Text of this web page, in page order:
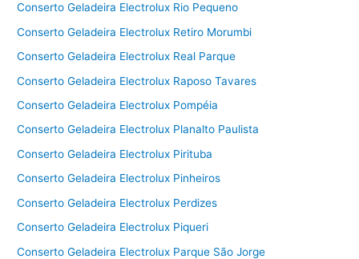
Conserto Geladeira Electrolux Rio Pequeno
Conserto Geladeira Electrolux Retiro Morumbi
Conserto Geladeira Electrolux Real Parque
Conserto Geladeira Electrolux Raposo Tavares
Conserto Geladeira Electrolux Pompéia
Conserto Geladeira Electrolux Planalto Paulista
Conserto Geladeira Electrolux Pirituba
Conserto Geladeira Electrolux Pinheiros
Conserto Geladeira Electrolux Perdizes
Conserto Geladeira Electrolux Piqueri
Conserto Geladeira Electrolux Parque São Jorge